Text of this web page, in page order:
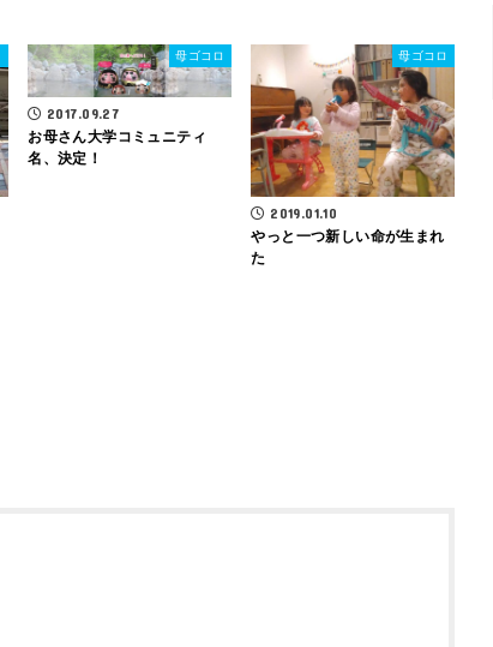
母ゴコロ
2017.09.27
お母さん大学コミュニティ
名、決定！
母ゴコロ
2019.01.10
やっと一つ新しい命が生まれ
た